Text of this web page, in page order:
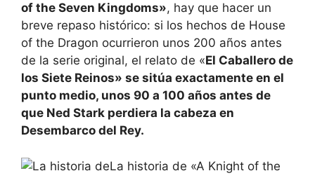
of the Seven Kingdoms», hay que hacer un
breve repaso histórico: si los hechos de House
of the Dragon ocurrieron unos 200 años antes
de la serie original, el relato de «El Caballero de
los Siete Reinos» se sitúa exactamente en el
punto medio, unos 90 a 100 años antes de
que Ned Stark perdiera la cabeza en
Desembarco del Rey.
La historia de «A Knight of the